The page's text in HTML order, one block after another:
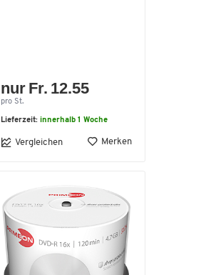
nur Fr. 12.55
pro St.
Lieferzeit: innerhalb 1 Woche
Vergleichen Merken